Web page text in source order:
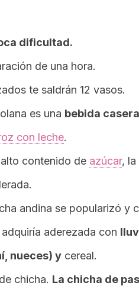
dificultad.
de una hora.
te saldrán 12 vasos.
es una bebida casera
con leche.
contenido de azúcar, la
andina se popularizó y
aderezada con
nueces) y cereal.
chicha. La chicha de